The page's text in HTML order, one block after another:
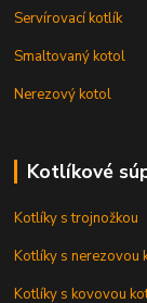
Servírovací kotlík
Smaltovaný kotol
Nerezový kotol
Kotlíkové
Kotlíky s trojnožkou
Kotlíky s nerezovou
Kotlíky s kovovou